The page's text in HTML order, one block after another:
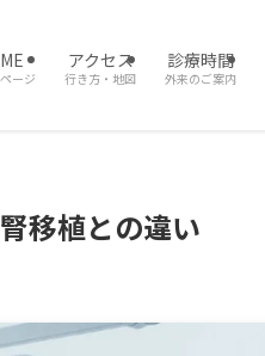
ージ
アクセス
行き方・地図
診療時間
外来のご案内
移植との違い